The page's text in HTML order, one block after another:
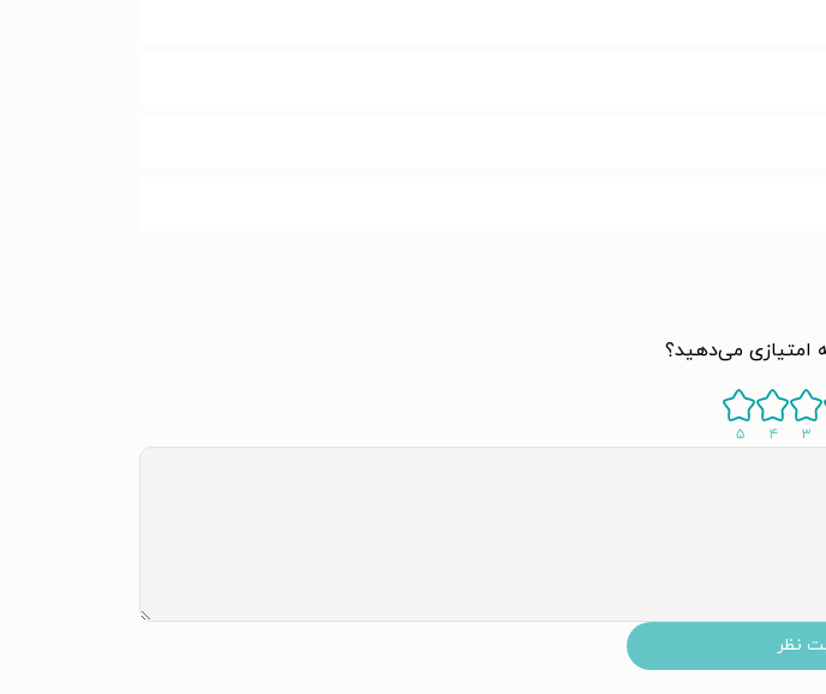
امتیازی می‌دهید؟
۳ ۴ ۵
نظر